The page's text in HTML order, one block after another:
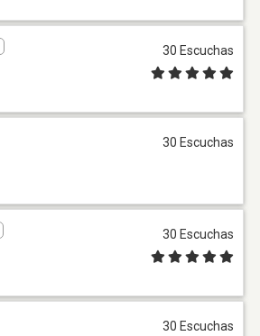
30 Escuchas
30 Escuchas
30 Escuchas
30 Escuchas